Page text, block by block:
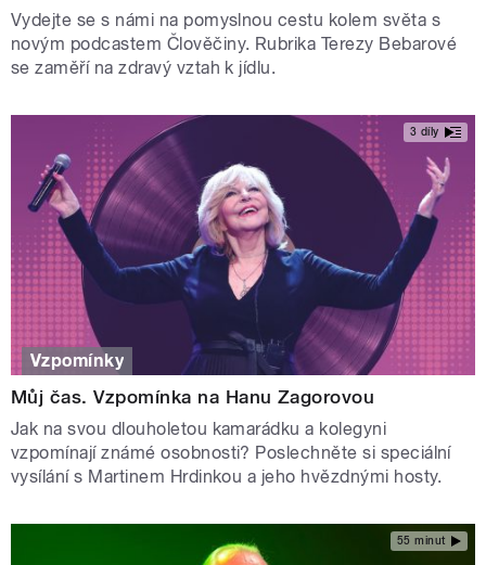
Vydejte se s námi na pomyslnou cestu kolem světa s
novým podcastem Člověčiny. Rubrika Terezy Bebarové
se zaměří na zdravý vztah k jídlu.
3 díly
Vzpomínky
Můj čas. Vzpomínka na Hanu Zagorovou
Jak na svou dlouholetou kamarádku a kolegyni
vzpomínají známé osobnosti? Poslechněte si speciální
vysílání s Martinem Hrdinkou a jeho hvězdnými hosty.
55 minut